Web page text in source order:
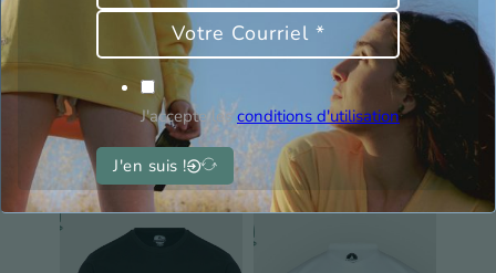
Sweat Rigi
60,00 42,00€
Sweatshirt Kulm
60,00€ 42,00€
J'accepte lesconditions d'utilisation
J'en suis !